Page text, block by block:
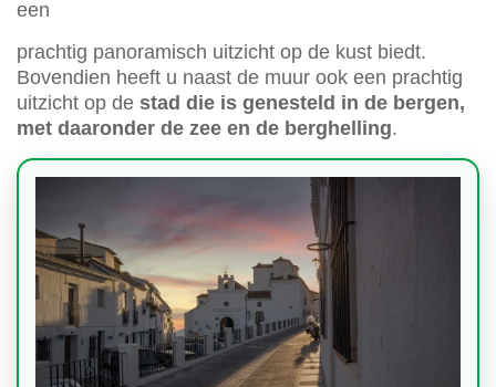
een
prachtig panoramisch uitzicht op de kust biedt.
Bovendien heeft u naast de muur ook een prachtig
uitzicht op de stad die is genesteld in de bergen,
met daaronder de zee en de berghelling.